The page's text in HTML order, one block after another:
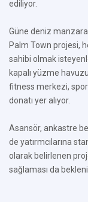
ediliyor.
Güne deniz
Palm Town projesi,
sahibi olmak
kapalı yüzme
fitness merkezi,
donatı yer alıyor.
Asansör, ankastre
de yatırmcılarına
olarak belirlenen
sağlaması da